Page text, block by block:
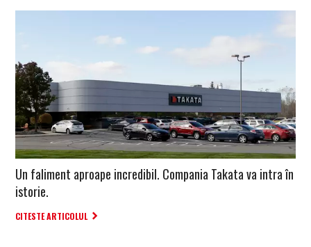
Un faliment aproape incredibil. Compania Takata va intra în
istorie.
CITESTE ARTICOLUL